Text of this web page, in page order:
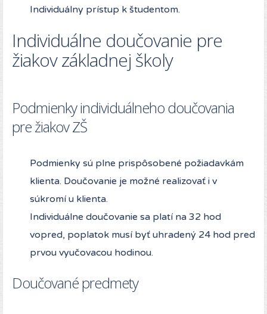
Individuálny prístup k študentom.
Individuálne doučovanie pre
žiakov základnej školy
Podmienky individuálneho doučovania
pre žiakov ZŠ
Podmienky sú plne prispôsobené požiadavkám
klienta. Doučovanie je možné realizovať i v
súkromí u klienta.
Individuálne doučovanie sa platí na 32 hod
vopred, poplatok musí byť uhradený 24 hod pred
prvou vyučovacou hodinou.
Doučované predmety